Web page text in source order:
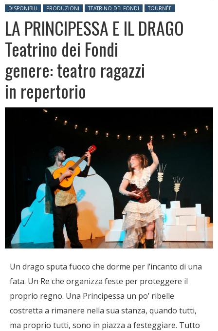
Posted in:
DISPONIBILI PRODUZIONI TEATRINO DEI FONDI TOURNÈE
LA PRINCIPESSA E IL DRAGO
Teatrino dei Fondi
genere: teatro ragazzi
in repertorio
Un drago sputa fuoco che dorme per l’incanto di una
fata. Un Re che organizza feste per proteggere il
proprio regno. Una Principessa un po’ ribelle
costretta a rimanere nella sua stanza, quando tutti,
ma proprio tutti, sono in piazza a festeggiare. Tutto